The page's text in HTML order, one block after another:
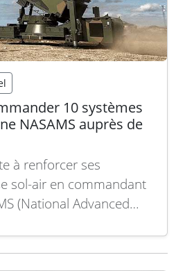
10 systèmes
NASAMS auprès de
à renforcer ses
sol-air en commandant
(National Advanced
Aerospace, via un